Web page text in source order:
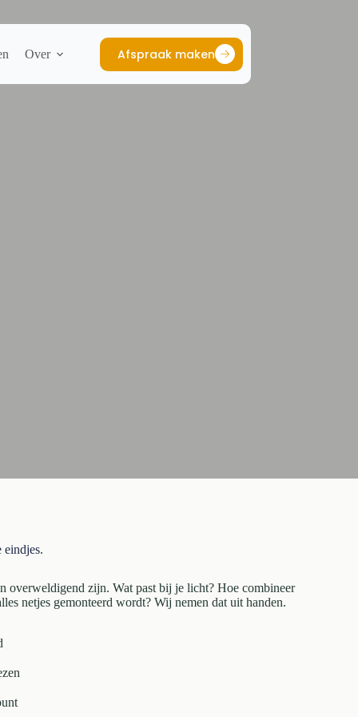
Over Afspraak maken
eindjes.
overweldigend zijn. Wat past bij je licht? Hoe combineer
netjes gemonteerd wordt? Wij nemen dat uit handen.